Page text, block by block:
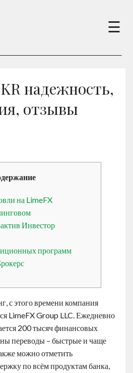
×
☰
надежность,
отзывы
на LimeFX
Инвестор
программ
с этого времени компания
LimeFX Group LLC. Ежедневно
200 тысяч финансовых
переводы – быстрые и чаще
можно отметить
по всём продуктам банка,